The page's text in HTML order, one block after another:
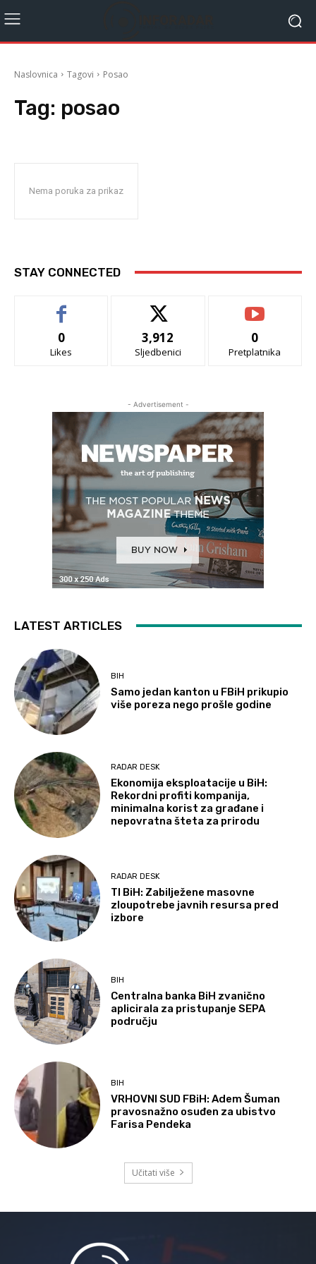
Naslovnica Tagovi Posao
Tag: posao
Nema poruka za prikaz
STAY CONNECTED
0
Likes
3,912
Sljedbenici
0
Pretplatnika
- Advertisement -
LATEST ARTICLES
BIH
Samo jedan kanton u FBiH prikupio
više poreza nego prošle godine
RADAR DESK
Ekonomija eksploatacije u BiH:
Rekordni profiti kompanija,
minimalna korist za građane i
nepovratna šteta za prirodu
RADAR DESK
TI BiH: Zabilježene masovne
zloupotrebe javnih resursa pred
izbore
BIH
Centralna banka BiH zvanično
aplicirala za pristupanje SEPA
području
BIH
VRHOVNI SUD FBiH: Adem Šuman
pravosnažno osuđen za ubistvo
Farisa Pendeka
Učitati više